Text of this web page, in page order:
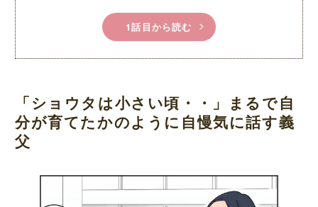
1話目から読む
「ショウタは小さい頃・・」まるで自
分が育てたかのように自慢気に話す義
父